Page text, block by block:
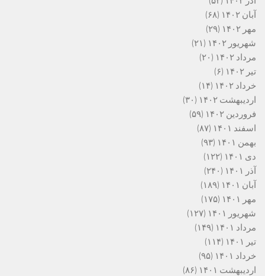
آبان ۱۴۰۲
(۶۸)
مهر ۱۴۰۲
(۲۹)
شهریور ۱۴۰۲
(۲۱)
مرداد ۱۴۰۲
(۲۰)
تیر ۱۴۰۲
(۶)
خرداد ۱۴۰۲
(۱۴)
اردیبهشت ۱۴۰۲
(۳۰)
فروردین ۱۴۰۲
(۵۹)
اسفند ۱۴۰۱
(۸۷)
بهمن ۱۴۰۱
(۹۳)
دی ۱۴۰۱
(۱۲۲)
آذر ۱۴۰۱
(۲۴۰)
آبان ۱۴۰۱
(۱۸۹)
مهر ۱۴۰۱
(۱۷۵)
شهریور ۱۴۰۱
(۱۲۷)
مرداد ۱۴۰۱
(۱۴۹)
تیر ۱۴۰۱
(۱۱۴)
خرداد ۱۴۰۱
(۹۵)
اردیبهشت ۱۴۰۱
(۸۶)